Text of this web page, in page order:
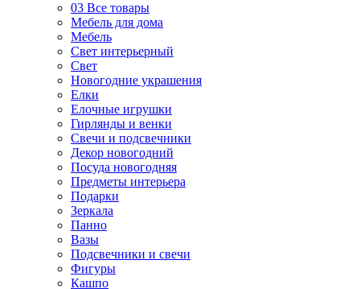
03 Все товары
Мебель для дома
Мебель
Свет интерьерный
Свет
Новогодние украшения
Елки
Елочные игрушки
Гирлянды и венки
Свечи и подсвечники
Декор новогодний
Посуда новогодняя
Предметы интерьера
Подарки
Зеркала
Панно
Вазы
Подсвечники и свечи
Фигуры
Кашпо